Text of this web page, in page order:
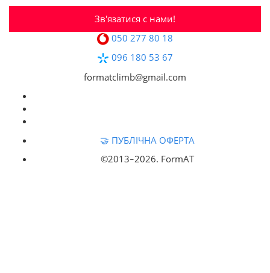
Зв'язатися с нами!
050 277 80 18
096 180 53 67
formatclimb@gmail.com
🤝 ПУБЛІЧНА ОФЕРТА
©2013‒2026. FormAT